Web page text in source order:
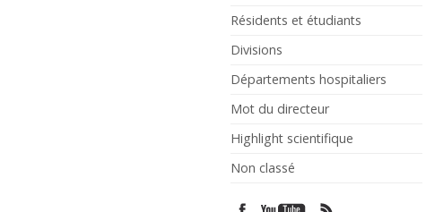
Résidents et étudiants
Divisions
Départements hospitaliers
Mot du directeur
Highlight scientifique
Non classé